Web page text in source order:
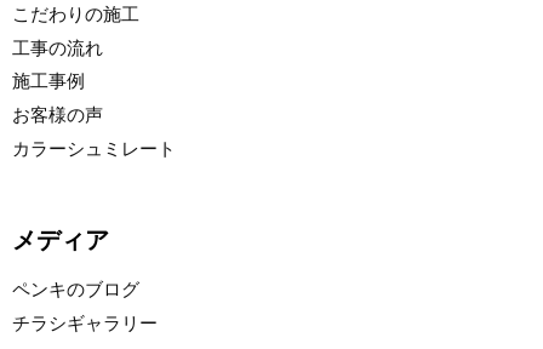
こだわりの施工
工事の流れ
施工事例
お客様の声
カラーシュミレート
メディア
ペンキのブログ
チラシギャラリー